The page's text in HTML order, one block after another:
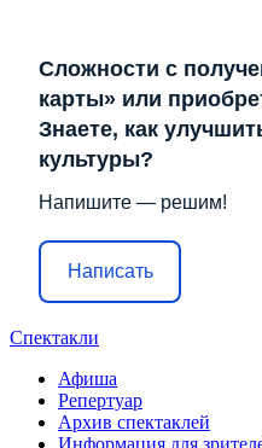
Сложности с
карты» или
Знаете, как
культуры?
Напишите — решим!
Написать
Спектакли
Афиша
Репертуар
Архив спектаклей
Информация для